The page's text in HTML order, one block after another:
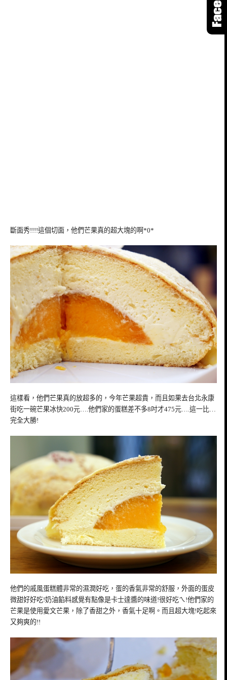
斷面秀!!!!這個切面，他們芒果真的超大塊的啊*0*
這樣看，他們芒果真的放超多的，今年芒果超貴，而且如果去台北永康
街吃一碗芒果冰快200元….他們家的蛋糕差不多8吋才475元….這一比…
完全大勝!
他們的戚風蛋糕體非常的濕潤好吃，蛋的香氣非常的舒服，外面的蛋皮
微甜好好吃!奶油餡料感覺有點像是卡士達醬的味道!很好吃ㄟ!他們家的
芒果是使用愛文芒果，除了香甜之外，香氣十足啊。而且超大塊!吃起來
又夠爽的!!